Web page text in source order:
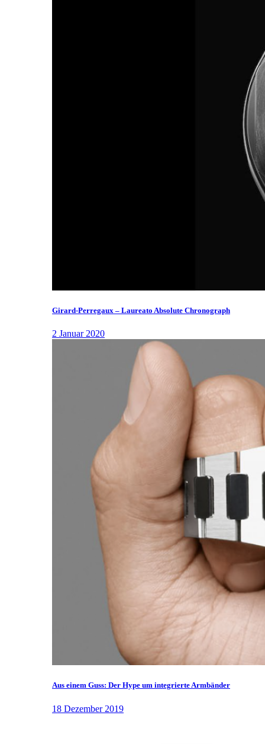
Girard-Perregaux – Laureato Absolute Chronograph
2 Januar 2020
Aus einem Guss: Der Hype um integrierte Armbänder
18 Dezember 2019